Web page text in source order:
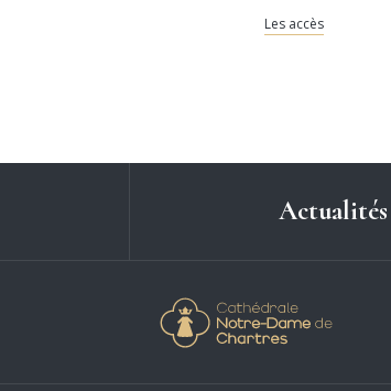
Les accès
Actualités